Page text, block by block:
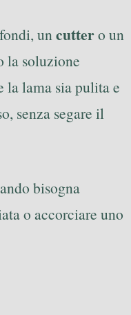
uncuttero un
la soluzione
la lama sia pulita e
senza segare il
bisogna
o accorciare uno